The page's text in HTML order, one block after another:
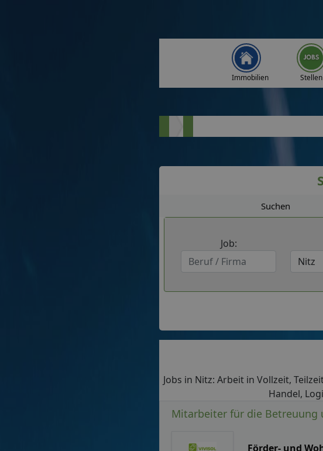
Immobilien Stellen
Suchen
Job:
Jobs in Nitz: Arbeit in Vollzeit,
Handel,
Mitarbeiter für die Betreuung
Förder- und